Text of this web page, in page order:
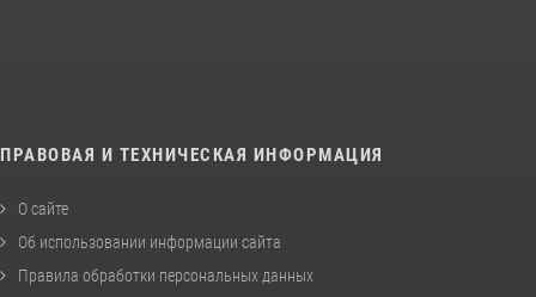
ПРАВОВАЯ И ТЕХНИЧЕСКАЯ ИНФОРМАЦИЯ
О сайте
Об использовании информации сайта
Правила обработки персональных данных